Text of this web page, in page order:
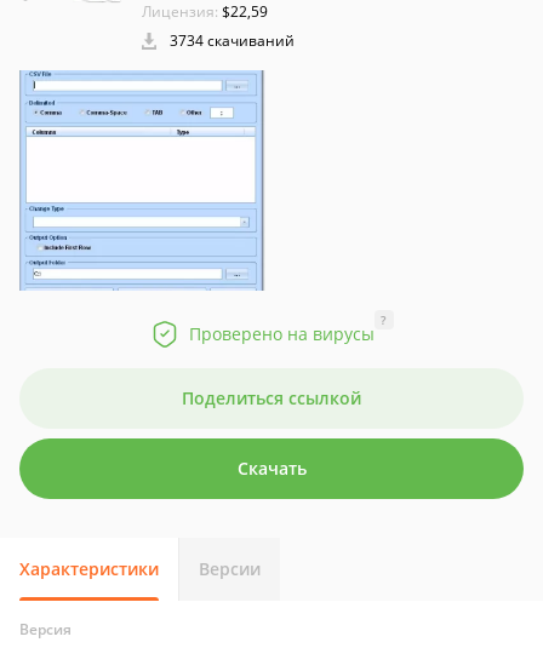
Лицензия: $22,59
3734 скачиваний
Проверено на вирусы
?
Поделиться ссылкой
Скачать
Характеристики Версии
Версия